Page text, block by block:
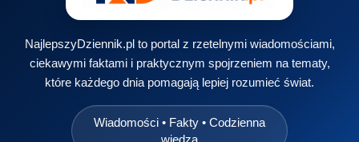
NajlepszyDziennik.pl to portal z rzetelnymi wiadomościami,
ciekawymi faktami i praktycznym spojrzeniem na tematy,
które każdego dnia pomagają lepiej rozumieć świat.
Wiadomości • Fakty • Codzienna
wiedza